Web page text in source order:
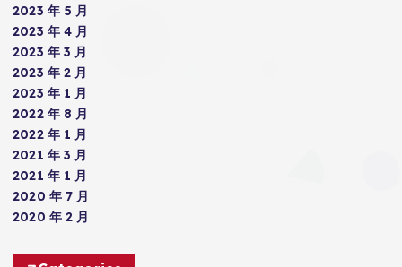
2023 年 5 月
2023 年 4 月
2023 年 3 月
2023 年 2 月
2023 年 1 月
2022 年 8 月
2022 年 1 月
2021 年 3 月
2021 年 1 月
2020 年 7 月
2020 年 2 月